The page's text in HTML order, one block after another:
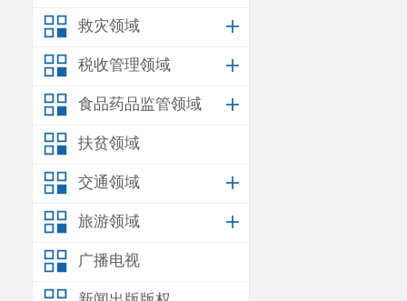
救灾领域
税收管理领域
食品药品监管领域
扶贫领域
交通领域
旅游领域
广播电视